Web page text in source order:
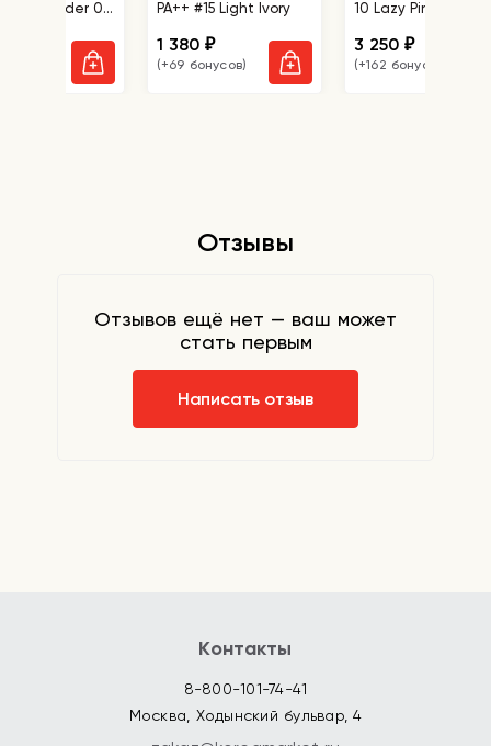
Powder 02
PA++ #15 Light Ivory
1 380 ₽
(+69 бонусов)
10 Lazy Pink Blurring
3 250 ₽
(+162 бонусов)
Отзывы
Отзывов ещё нет — ваш может
стать первым
Написать отзыв
Контакты
8-800-101-74-41
Москва, Ходынский бульвар, 4